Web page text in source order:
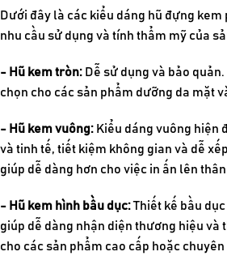
Dưới đây là các kiểu dáng hũ đựng kem
nhu cầu sử dụng và tính thẩm mỹ của
- Hũ kem tròn: Dễ sử dụng và bảo
chọn cho các sản phẩm dưỡng da mặt
- Hũ kem vuông: Kiểu dáng vuông hiện
và tinh tế, tiết kiệm không gian và dễ
giúp dễ dàng hơn cho việc in ấn lên
- Hũ kem hình bầu dục:Thiết kế bầu
giúp dễ dàng nhận diện thương hiệu và
cho các sản phẩm cao cấp hoặc